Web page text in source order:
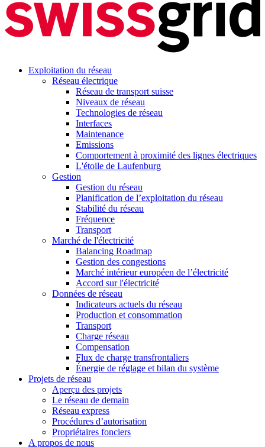
Exploitation du réseau
Réseau électrique
Réseau de transport suisse
Niveaux de réseau
Technologies de réseau
Interfaces
Maintenance
Emissions
Comportement à proximité des lignes électriques
L'étoile de Laufenburg
Gestion
Gestion du réseau
Planification de l’exploitation du réseau
Stabilité du réseau
Fréquence
Transport
Marché de l'électricité
Balancing Roadmap
Gestion des congestions
Marché intérieur européen de l’électricité
Accord sur l'électricité
Données de réseau
Indicateurs actuels du réseau
Production et consommation
Transport
Charge réseau
Compensation
Flux de charge transfrontaliers
Énergie de réglage et bilan du système
Projets de réseau
Aperçu des projets
Le réseau de demain
Réseau express
Procédures d’autorisation
Propriétaires fonciers
A propos de nous